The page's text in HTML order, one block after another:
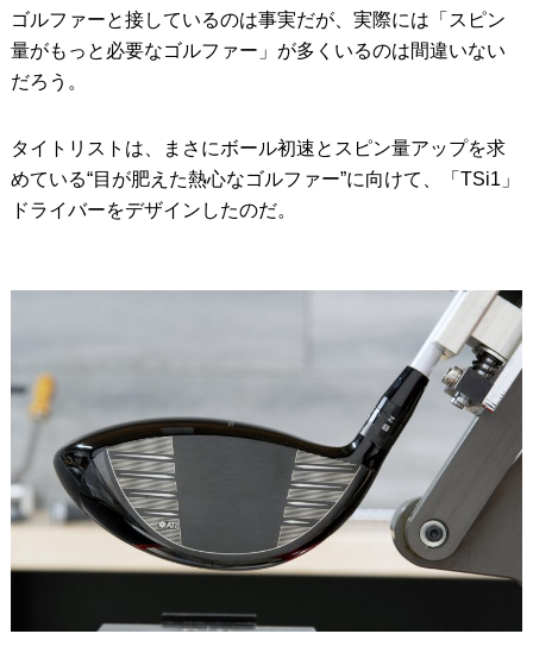
ゴルファーと接しているのは事実だが、実際には「スピン
量がもっと必要なゴルファー」が多くいるのは間違いない
だろう。
タイトリストは、まさにボール初速とスピン量アップを求
めている“目が肥えた熱心なゴルファー”に向けて、「TSi1」
ドライバーをデザインしたのだ。